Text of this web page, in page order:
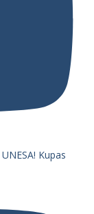
Kupas